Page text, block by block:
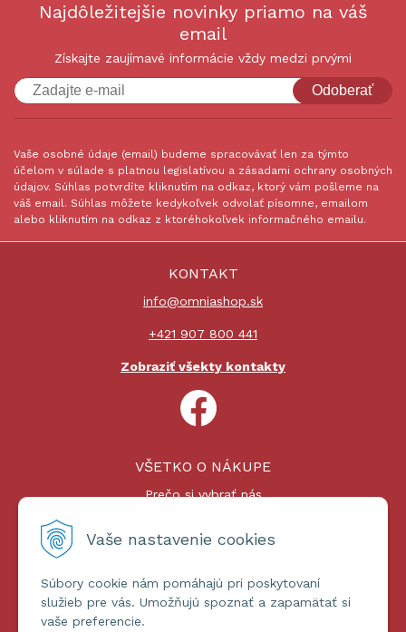
Vaše nastavenie cookies
Súbory cookie nám pomáhajú pri poskytovaní
služieb pre vás. Umožňujú spoznať a zapamätať si
vaše preferencie.
Najdôležitejšie novinky priamo na váš
email
Získajte zaujímavé informácie vždy medzi prvými
Odoberať
Vaše osobné údaje (email) budeme spracovávať len za týmto
účelom v súlade s platnou legislatívou a zásadami ochrany osobných
údajov. Súhlas potvrdíte kliknutím na odkaz, ktorý vám pošleme na
váš email. Súhlas môžete kedykoľvek odvolať písomne, emailom
alebo kliknutím na odkaz z ktoréhokoľvek informačného emailu.
KONTAKT
info@omniashop.sk
+421 907 800 441
Zobraziť všekty kontakty
VŠETKO O NÁKUPE
Prečo si vybrať nás
Platby a doprava
ĎALŠIE INFORMÁCIE